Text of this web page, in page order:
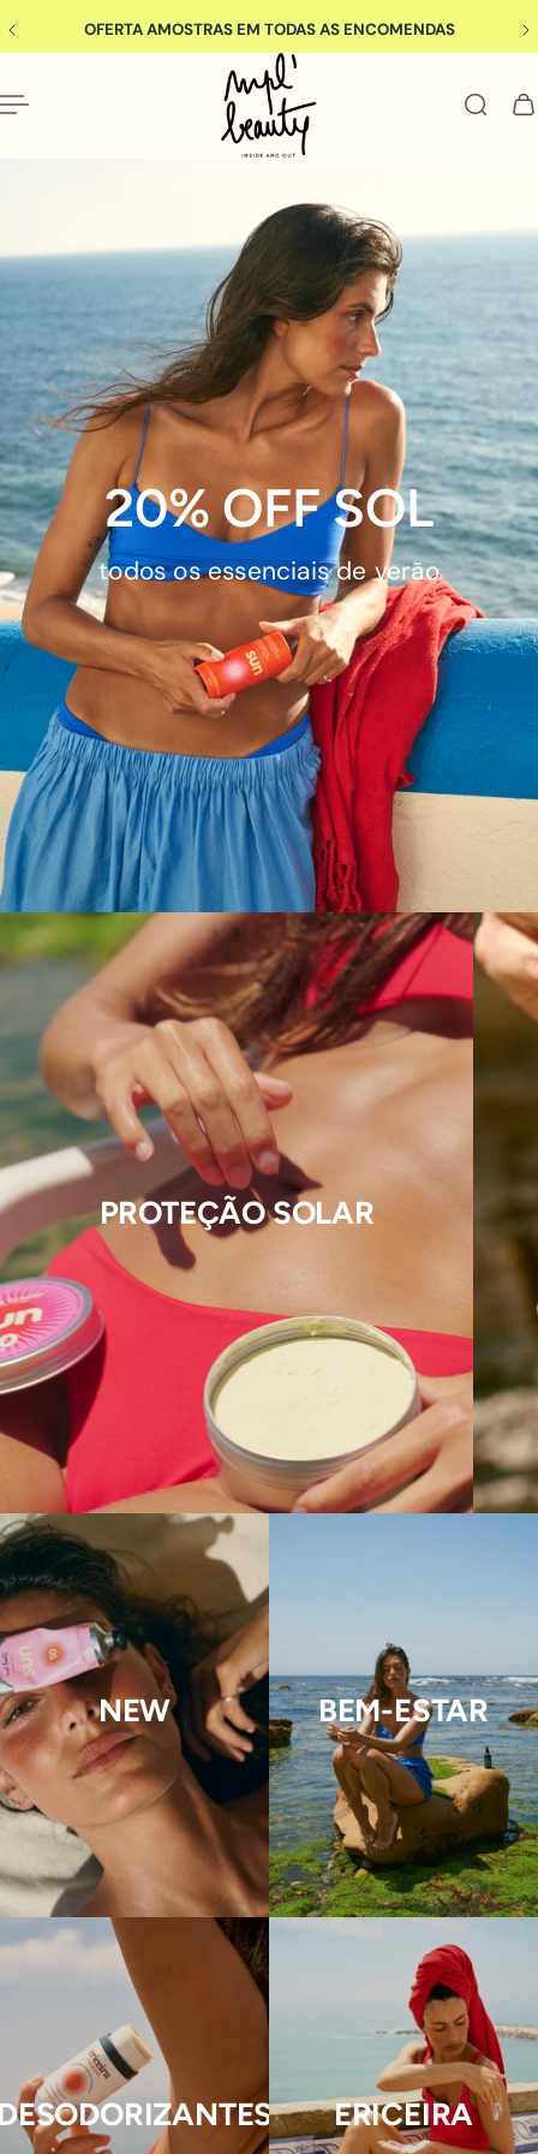
O CONTEÚDOOFERTA AMOSTRAS EM TODAS AS ENCOMENDAS
(portugal)
20% OFF SOL
todos os essenciais de verão
PROTEÇÃO SOLAR
NEW BEM-ESTAR
ERICEIRA